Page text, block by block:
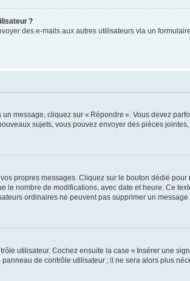
?
des e-mails aux autres utilisateurs via un
message, cliquez sur « Répondre ». Vous devez
sujets, vous pouvez envoyer des pièces jointes,
propres messages. Cliquez sur le bouton dédié
nombre de modifications, avec date et heure. Ce
ordinaires ne peuvent pas supprimer un message
utilisateur. Cochez ensuite la case « Insérer une
de contrôle utilisateur ; il ne sera alors plus